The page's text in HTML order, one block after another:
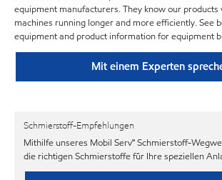
equipment manufacturers. They know our
machines running longer and more efficiently. See
equipment and product information for equipment
Mit einem Experten
Schmierstoff-Empfehlungen
Mithilfe unseres Mobil Serv℠ Schmierstoff-
die richtigen Schmierstoffe für Ihre speziellen